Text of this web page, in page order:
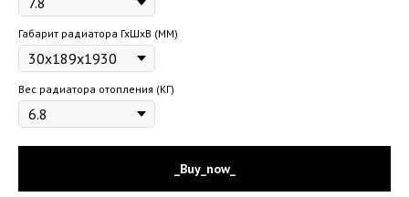
Габарит радиатора ГхШхВ (ММ)
Вес радиатора отопления (КГ)
_Buy_now_